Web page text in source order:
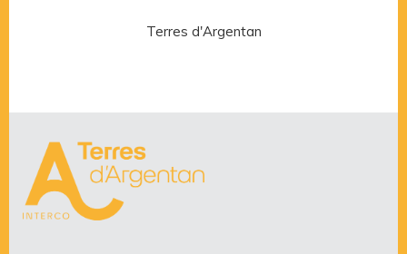
Terres d'Argentan